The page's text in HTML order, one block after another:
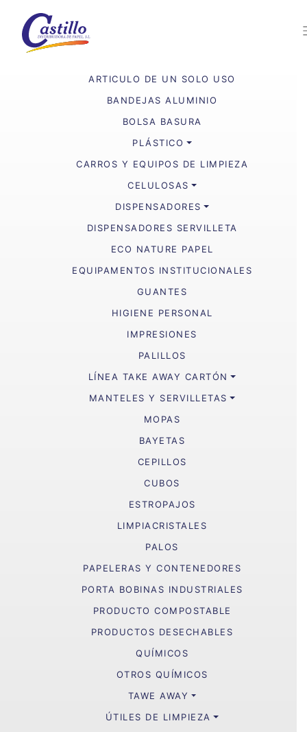
ARTICULO DE UN SOLO USO
BANDEJAS ALUMINIO
BOLSA BASURA
PLÁSTICO
CARROS Y EQUIPOS DE LIMPIEZA
CELULOSAS
DISPENSADORES
DISPENSADORES SERVILLETA
ECO NATURE PAPEL
EQUIPAMENTOS INSTITUCIONALES
GUANTES
HIGIENE PERSONAL
IMPRESIONES
PALILLOS
LÍNEA TAKE AWAY CARTÓN
MANTELES Y SERVILLETAS
MOPAS
BAYETAS
CEPILLOS
CUBOS
ESTROPAJOS
LIMPIACRISTALES
PALOS
PAPELERAS Y CONTENEDORES
PORTA BOBINAS INDUSTRIALES
PRODUCTO COMPOSTABLE
PRODUCTOS DESECHABLES
QUÍMICOS
OTROS QUÍMICOS
TAWE AWAY
ÚTILES DE LIMPIEZA